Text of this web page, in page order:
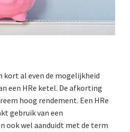
kort al even de mogelijkheid
een HRe ketel. De afkorting
hoog rendement. Een HRe
gebruik van een
ook wel aanduidt met de term